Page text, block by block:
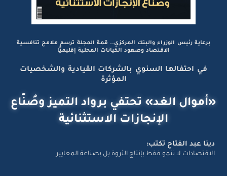
برعاية رئيس الوزراء والبنك المركزي.. قمة المجلة ترسم ملامح تنافسية
الاقتصاد وصعود الكيانات المحلية إقليميًّا
في احتفالها السنوي بالشركات القيادية والشخصيات
المؤثرة
«أموال الغد» تحتفي برواد التميز وصُنّاع
الإنجازات الاستثنائية
دينا عبد الفتاح تكتب:
الاقتصادات لا تنمو فقط بإنتاج الثروة بل بصناعة المعايير